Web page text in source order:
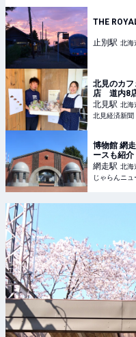
THE
止別駅 北海
北見のカフ
店 道内8
北見駅 北海
北見経済新聞
博物館 網
ースも紹
網走駅 北海
じゃらんニュ